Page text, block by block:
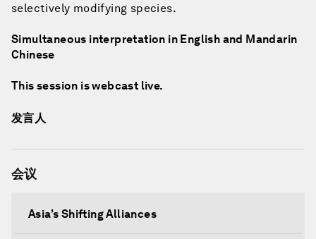
selectively modifying species.
Simultaneous interpretation in English and Mandarin
Chinese
This session is webcast live.
发言人
会议
Asia’s Shifting Alliances